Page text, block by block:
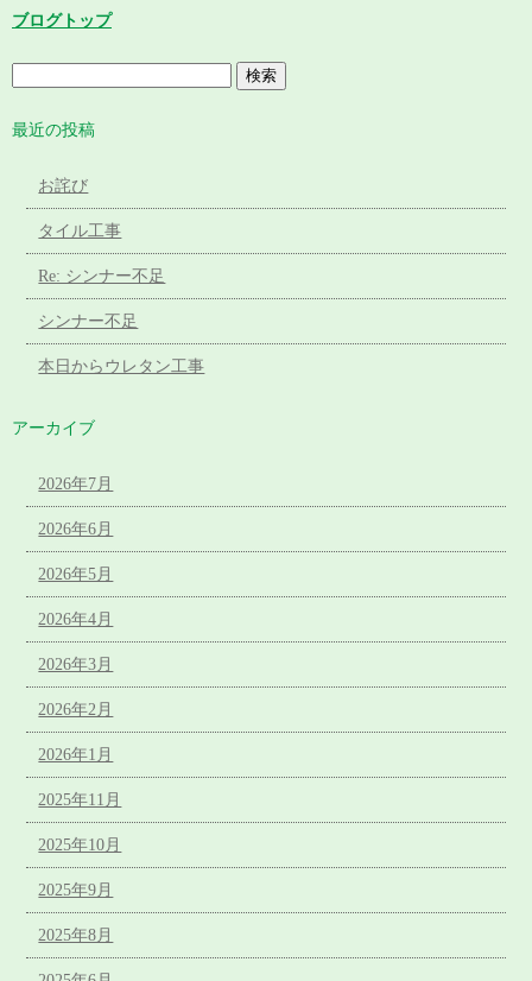
ブログトップ
最近の投稿
お詫び
タイル工事
Re: シンナー不足
シンナー不足
本日からウレタン工事
アーカイブ
2026年7月
2026年6月
2026年5月
2026年4月
2026年3月
2026年2月
2026年1月
2025年11月
2025年10月
2025年9月
2025年8月